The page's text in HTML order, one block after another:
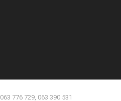
063 776 729, 063 390 531